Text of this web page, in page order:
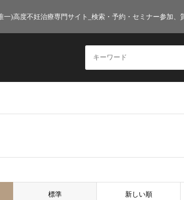
一)高度不妊治療専門サイト_検索・予約・セミナー参加、
標準 新しい順